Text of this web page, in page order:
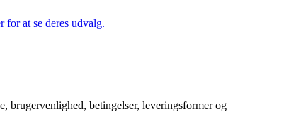
at se deres udvalg.
brugervenlighed, betingelser, leveringsformer og